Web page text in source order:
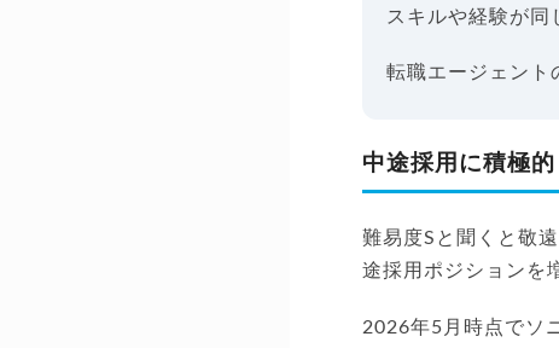
スキルや経験が同
転職エージェント
中途採用に積極的
難易度Sと聞くと敬
途採用ポジションを
2026年5月時点でソ